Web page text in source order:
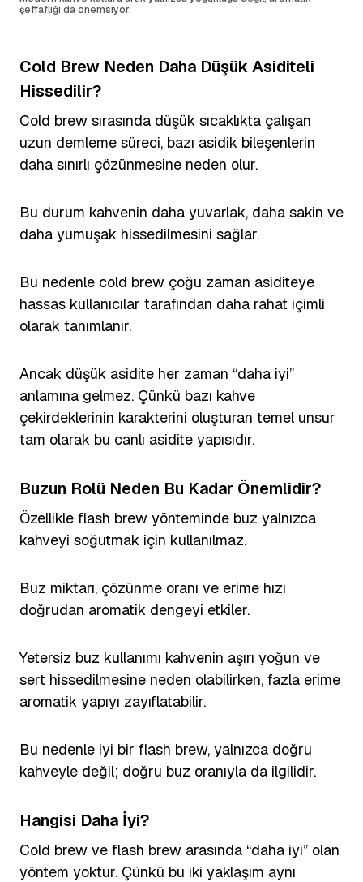
şeffaflığı da önemsiyor.
Cold Brew Neden Daha Düşük Asiditeli
Hissedilir?
Cold brew sırasında düşük sıcaklıkta çalışan
uzun demleme süreci, bazı asidik bileşenlerin
daha sınırlı çözünmesine neden olur.
Bu durum kahvenin daha yuvarlak, daha sakin ve
daha yumuşak hissedilmesini sağlar.
Bu nedenle cold brew çoğu zaman asiditeye
hassas kullanıcılar tarafından daha rahat içimli
olarak tanımlanır.
Ancak düşük asidite her zaman “daha iyi”
anlamına gelmez. Çünkü bazı kahve
çekirdeklerinin karakterini oluşturan temel unsur
tam olarak bu canlı asidite yapısıdır.
Buzun Rolü Neden Bu Kadar Önemlidir?
Özellikle flash brew yönteminde buz yalnızca
kahveyi soğutmak için kullanılmaz.
Buz miktarı, çözünme oranı ve erime hızı
doğrudan aromatik dengeyi etkiler.
Yetersiz buz kullanımı kahvenin aşırı yoğun ve
sert hissedilmesine neden olabilirken, fazla erime
aromatik yapıyı zayıflatabilir.
Bu nedenle iyi bir flash brew, yalnızca doğru
kahveyle değil; doğru buz oranıyla da ilgilidir.
Hangisi Daha İyi?
Cold brew ve flash brew arasında “daha iyi” olan
yöntem yoktur. Çünkü bu iki yaklaşım aynı